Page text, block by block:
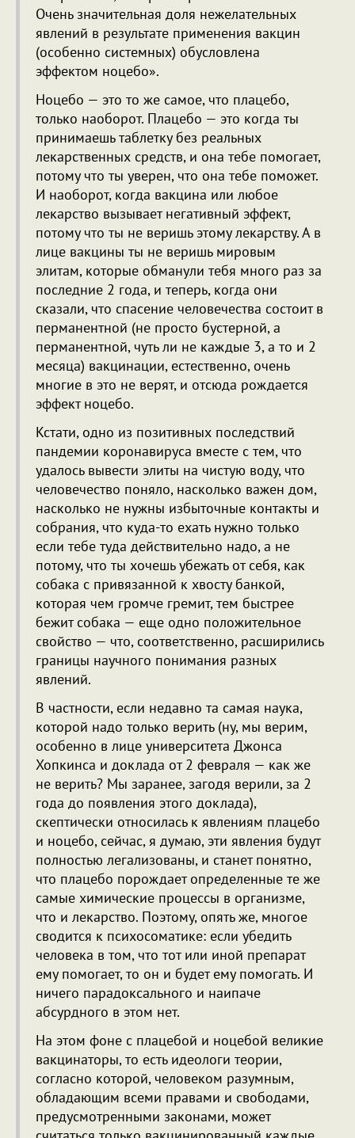
Очень значительная доля нежелательных
явлений в результате применения вакцин
(особенно системных) обусловлена
эффектом ноцебо».
Ноцебо — это то же самое, что плацебо,
только наоборот. Плацебо — это когда ты
принимаешь таблетку без реальных
лекарственных средств, и она тебе помогает,
потому что ты уверен, что она тебе поможет.
И наоборот, когда вакцина или любое
лекарство вызывает негативный эффект,
потому что ты не веришь этому лекарству. А в
лице вакцины ты не веришь мировым
элитам, которые обманули тебя много раз за
последние 2 года, и теперь, когда они
сказали, что спасение человечества состоит в
перманентной (не просто бустерной, а
перманентной, чуть ли не каждые 3, а то и 2
месяца) вакцинации, естественно, очень
многие в это не верят, и отсюда рождается
эффект ноцебо.
Кстати, одно из позитивных последствий
пандемии коронавируса вместе с тем, что
удалось вывести элиты на чистую воду, что
человечество поняло, насколько важен дом,
насколько не нужны избыточные контакты и
собрания, что куда-то ехать нужно только
если тебе туда действительно надо, а не
потому, что ты хочешь убежать от себя, как
собака с привязанной к хвосту банкой,
которая чем громче гремит, тем быстрее
бежит собака — еще одно положительное
свойство — что, соответственно, расширились
границы научного понимания разных
явлений.
В частности, если недавно та самая наука,
которой надо только верить (ну, мы верим,
особенно в лице университета Джонса
Хопкинса и доклада от 2 февраля — как же
не верить? Мы заранее, загодя верили, за 2
года до появления этого доклада),
скептически относилась к явлениям плацебо
и ноцебо, сейчас, я думаю, эти явления будут
полностью легализованы, и станет понятно,
что плацебо порождает определенные те же
самые химические процессы в организме,
что и лекарство. Поэтому, опять же, многое
сводится к психосоматике: если убедить
человека в том, что тот или иной препарат
ему помогает, то он и будет ему помогать. И
ничего парадоксального и наипаче
абсурдного в этом нет.
На этом фоне с плацебой и ноцебой великие
вакцинаторы, то есть идеологи теории,
согласно которой, человеком разумным,
обладающим всеми правами и свободами,
предусмотренными законами, может